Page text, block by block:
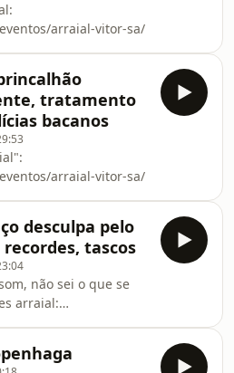
arraial-vitor-sa/
tratamento
bacanos
arraial-vitor-sa/
desculpa pelo
recordes, tascos
não sei o que se